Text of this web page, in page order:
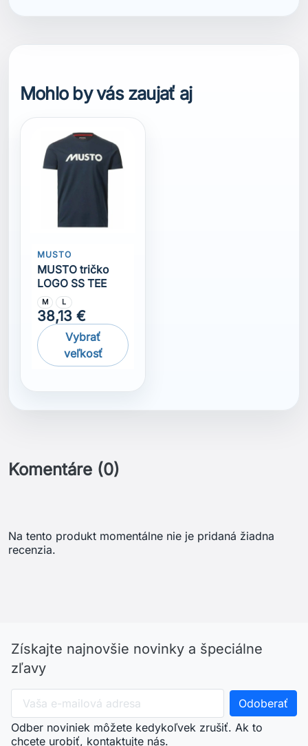
Mohlo by vás zaujať aj
MUSTO
MUSTO tričko
LOGO SS TEE
M L
38,13 €
Vybrať
veľkosť
Komentáre (0)
Na tento produkt momentálne nie je pridaná žiadna
recenzia.
Získajte najnovšie novinky a špeciálne
zľavy
Odber noviniek môžete kedykoľvek zrušiť. Ak to
chcete urobiť, kontaktujte nás.